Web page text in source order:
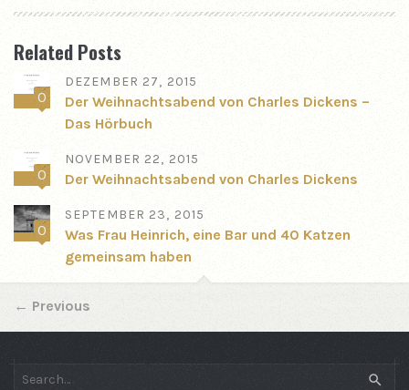
Related Posts
0
DEZEMBER 27, 2015
Der Weihnachtsabend von Charles Dickens –
Das Hörbuch
0
NOVEMBER 22, 2015
Der Weihnachtsabend von Charles Dickens
0
SEPTEMBER 23, 2015
Was Frau Heinrich, eine Bar und 40 Katzen
gemeinsam haben
← Previous